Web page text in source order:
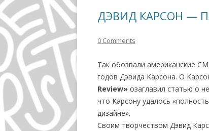
ДЭВИД КАРСОН —
0 Comments
Так обозвали американские
годов Дэвида Карсона. О
Review» озаглавил статью о
что Карсону удалось
дизайне».
Своим творчеством Дэвид